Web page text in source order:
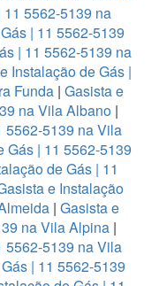
5562-5139 na
| 11 5562-5139
| 11 5562-5139 na
Instalação de Gás |
Funda | Gasista e
na Vila Albano |
5562-5139 na Vila
Gás | 11 5562-5139
de Gás | 11
e Instalação
| Gasista e
na Vila Alpina |
5562-5139 na Vila
| 11 5562-5139